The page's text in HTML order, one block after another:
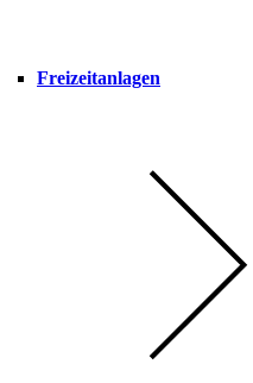
Freizeitanlagen